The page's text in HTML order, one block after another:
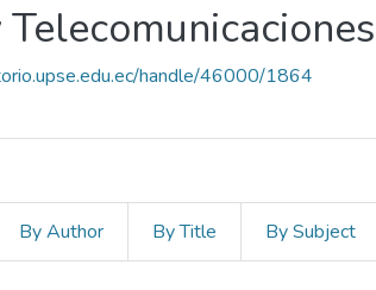
handle/46000/1864
By Author By Title By Subject